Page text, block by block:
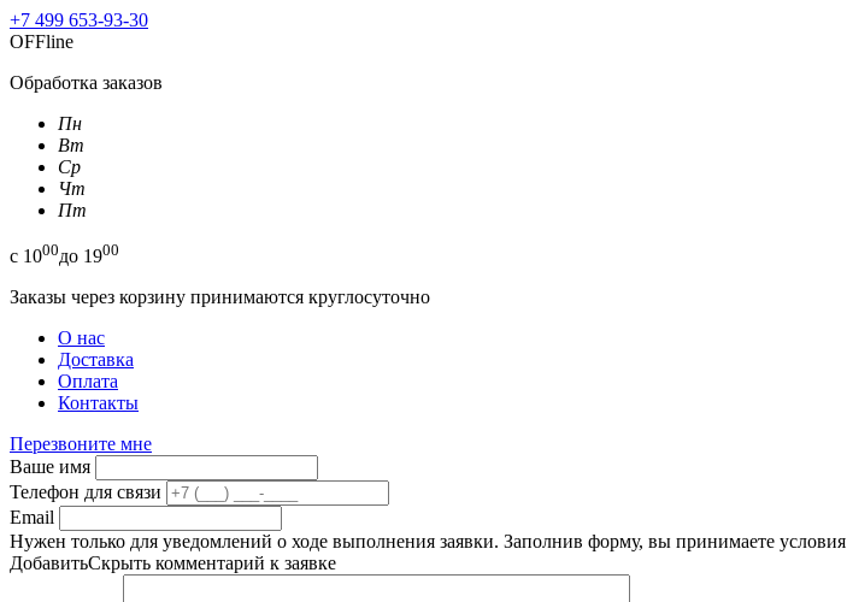
+7 499 653-93-30
OFFline
Обработка заказов
Пн
Вт
Ср
Чт
Пт
с 1000до 1900
Заказы через корзину принимаются круглосуточно
О нас
Доставка
Оплата
Контакты
Перезвоните мне
Ваше имя
Телефон для связи
Email
Нужен только для уведомлений о ходе выполнения заявки. Заполнив форму, вы принимаете условия
ДобавитьСкрыть комментарий к заявке